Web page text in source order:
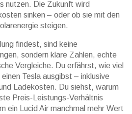
nutzen. Die Zukunft wird
sinken – oder ob sie mit den
steigen.
findest, sind keine
sondern klare Zahlen, echte
Vergleiche. Du erfährst, wie viel
Tesla ausgibst – inklusive
Ladekosten. Du siehst, warum
Preis-Leistungs-Verhältnis
ein Lucid Air manchmal mehr Wert